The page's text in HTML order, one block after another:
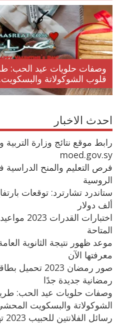
وصفات حلويات عيد الحب:
قلوب الشوكولاتة
احدث الاخبار
رابط موقع نتائج وزارة التربية
moed.gov.sy
فرص التعليم والمنح
الروسية
ألف دولار
اختبارات
المتاحة
معرفتها الآن
صور رمضان
رمضانية جديدة جدًا
وصفات حلويات عيد الحب:
الشوكولاتة والبسكويت
رسائل الفلانتين للحبيب 2023 تهاني عيد حب سعيد للعشاق